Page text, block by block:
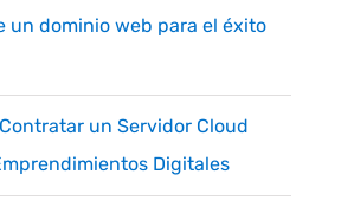
un dominio web para el éxito
un Servidor Cloud
Digitales